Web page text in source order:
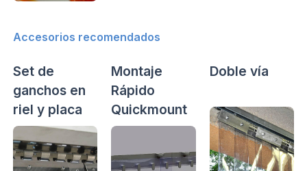
Accesorios recomendados
Set de
ganchos en
riel y placa
Montaje
Rápido
Quickmount
Doble vía